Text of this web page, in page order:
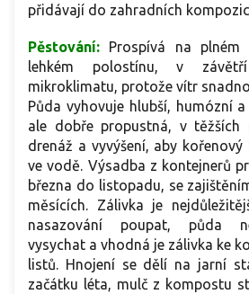
přidávají do zahradních
Pěstování: Prospívá na
lehkém polostínu, v
mikroklimatu, protože vítr
Půda vyhovuje hlubší, humózní
ale dobře propustná, v těžších
drenáž a vyvýšení, aby
ve vodě. Výsadba z kontejnerů
března do listopadu, se
měsících. Zálivka je
nasazování poupat, půda
vysychat a vhodná je zálivka ke
listů. Hnojení se dělí na jarní
začátku léta, mulč z kompostu